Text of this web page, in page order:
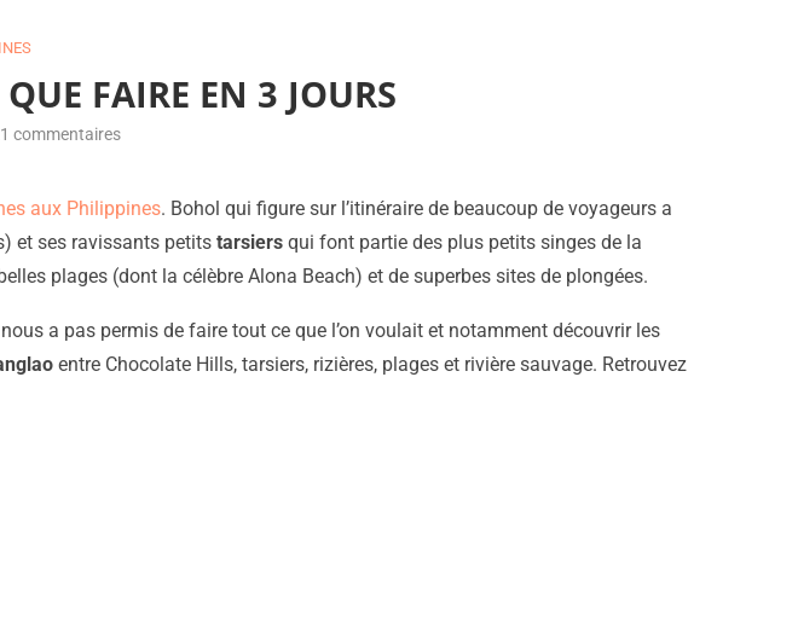
FAIRE EN 3 JOURS
commentaires
aux Philippines. Bohol qui figure sur l’itinéraire de beaucoup de voyageurs a
et ses ravissants petits tarsiers qui font partie des plus petits singes de la
plages (dont la célèbre Alona Beach) et de superbes sites de plongées.
a pas permis de faire tout ce que l’on voulait et notamment découvrir les
entre Chocolate Hills, tarsiers, rizières, plages et rivière sauvage. Retrouvez